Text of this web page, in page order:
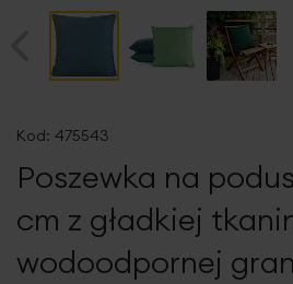
początek
galerii
Kod: 475543
Poszewka na
cm z gładkiej
wodoodpornej